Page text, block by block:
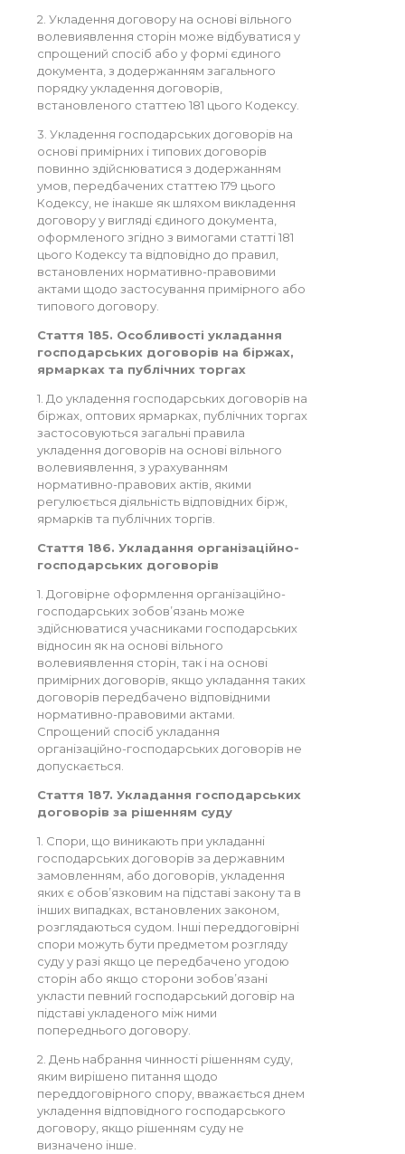
2. Укладення договору на основі вільного
волевиявлення сторін може відбуватися у
спрощений спосіб або у формі єдиного
документа, з додержанням загального
порядку укладення договорів,
встановленого статтею 181 цього Кодексу.
3. Укладення господарських договорів на
основі примірних і типових договорів
повинно здійснюватися з додержанням
умов, передбачених статтею 179 цього
Кодексу, не інакше як шляхом викладення
договору у вигляді єдиного документа,
оформленого згідно з вимогами статті 181
цього Кодексу та відповідно до правил,
встановлених нормативно-правовими
актами щодо застосування примірного або
типового договору.
Стаття 185. Особливості укладання
господарських договорів на біржах,
ярмарках та публічних торгах
1. До укладення господарських договорів на
біржах, оптових ярмарках, публічних торгах
застосовуються загальні правила
укладення договорів на основі вільного
волевиявлення, з урахуванням
нормативно-правових актів, якими
регулюється діяльність відповідних бірж,
ярмарків та публічних торгів.
Стаття 186. Укладання організаційно-
господарських договорів
1. Договірне оформлення організаційно-
господарських зобов’язань може
здійснюватися учасниками господарських
відносин як на основі вільного
волевиявлення сторін, так і на основі
примірних договорів, якщо укладання таких
договорів передбачено відповідними
нормативно-правовими актами.
Спрощений спосіб укладання
організаційно-господарських договорів не
допускається.
Стаття 187. Укладання господарських
договорів за рішенням суду
1. Спори, що виникають при укладанні
господарських договорів за державним
замовленням, або договорів, укладення
яких є обов’язковим на підставі закону та в
інших випадках, встановлених законом,
розглядаються судом. Інші переддоговірні
спори можуть бути предметом розгляду
суду у разі якщо це передбачено угодою
сторін або якщо сторони зобов’язані
укласти певний господарський договір на
підставі укладеного між ними
попереднього договору.
2. День набрання чинності рішенням суду,
яким вирішено питання щодо
переддоговірного спору, вважається днем
укладення відповідного господарського
договору, якщо рішенням суду не
визначено інше.